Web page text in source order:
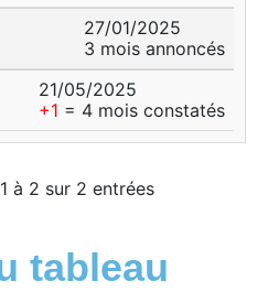
27/01/2025
3 mois annoncés
21/05/2025
+1 = 4 mois constatés
à 2 sur 2 entrées
tableau